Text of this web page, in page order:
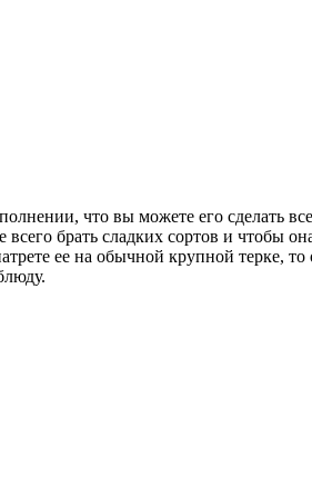
что вы можете его сделать
брать сладких сортов и чтобы
ее на обычной крупной терке,